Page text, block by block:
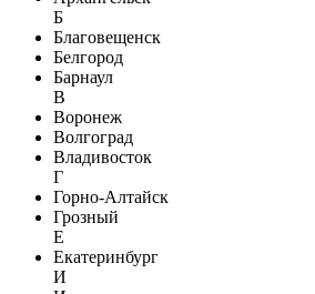
Б
Благовещенск
Белгород
Барнаул
В
Воронеж
Волгоград
Владивосток
Г
Горно-Алтайск
Грозный
Е
Екатеринбург
И